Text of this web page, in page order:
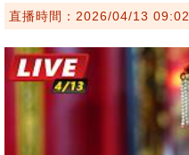
直播時間：2026/04/13 09:02